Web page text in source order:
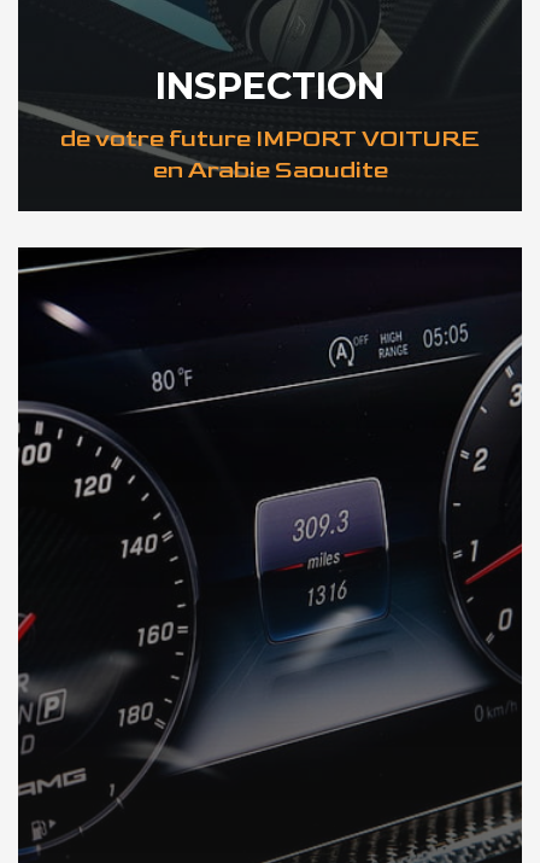
INSPECTION
de votre future IMPORT VOITURE
en Arabie Saoudite
DÉCOUVREZ VOTRE INSPECTION AUTO en Arabie Saoudite